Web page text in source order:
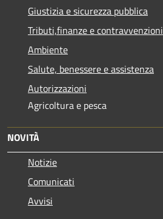
Giustizia e sicurezza pubblica
Tributi,finanze e contravvenzioni
Ambiente
Salute, benessere e assistenza
Autorizzazioni
Agricoltura e pesca
NOVITÀ
Notizie
Comunicati
Avvisi